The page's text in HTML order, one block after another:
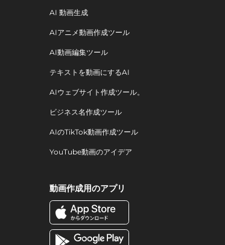
AI 動画生成
AIアニメ動画作成ツール
AI動画編集ツール
テキストを動画にするAI
AIウェブサイト作成ツール。
ビジネス名作成ツール
AIのTikTok動画作成ツール
YouTube動画のアイデア
動画作成用のアプリ